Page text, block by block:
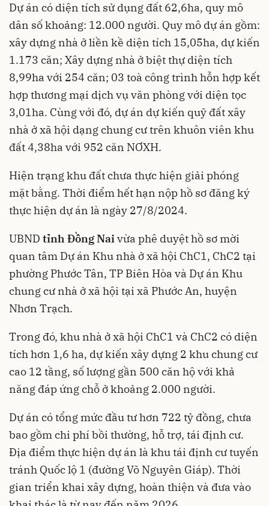
Dự án có diện tích sử dụng đất 62,6ha, quy mô
dân số khoảng: 12.000 người. Quy mô dự án gồm:
xây dựng nhà ở liền kề diện tích 15,05ha, dự kiến
1.173 căn; Xây dựng nhà ở biệt thự diện tích
8,99ha với 254 căn; 03 toà công trình hỗn hợp kết
hợp thương mại dịch vụ văn phòng với diện tọc
3,01ha. Cùng với đó, dự án dự kiến quỹ đất xây
nhà ở xã hội dạng chung cư trên khuôn viên khu
đất 4,38ha với 952 căn NƠXH.
Hiện trạng khu đất chưa thực hiện giải phóng
mặt bằng. Thời điểm hết hạn nộp hồ sơ đăng ký
thực hiện dự án là ngày 27/8/2024.
UBND tỉnh Đồng Naivừa phê duyệt hồ sơ mời
quan tâm Dự án Khu nhà ở xã hội ChC1, ChC2 tại
phường Phước Tân, TP Biên Hòa và Dự án Khu
chung cư nhà ở xã hội tại xã Phước An, huyện
Nhơn Trạch.
Trong đó, khu nhà ở xã hội ChC1 và ChC2 có diện
tích hơn 1,6 ha, dự kiến xây dựng 2 khu chung cư
cao 12 tầng, số lượng gần 500 căn hộ với khả
năng đáp ứng chỗ ở khoảng 2.000 người.
Dự án có tổng mức đầu tư hơn 722 tỷ đồng, chưa
bao gồm chi phí bồi thường, hỗ trợ, tái định cư.
Địa điểm thực hiện dự án là khu tái định cư tuyến
tránh Quốc lộ 1 (đường Võ Nguyên Giáp). Thời
gian triển khai xây dựng, hoàn thiện và đưa vào